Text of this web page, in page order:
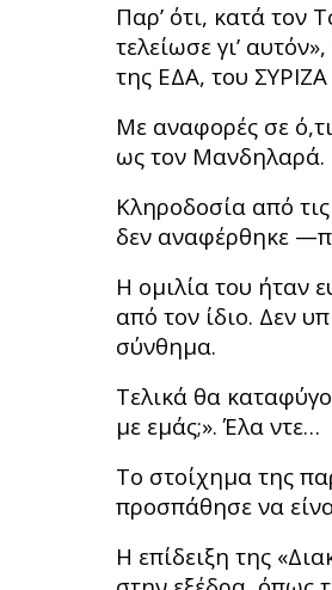
Παρ’ ότι, κατά τον
τελείωσε γι’
της ΕΔΑ, του
Με αναφορές σε
ως τον Μανδηλαρά.
Κληροδοσία από
δεν αναφέρθηκε
Η ομιλία του ήταν
από τον ίδιο. Δεν
σύνθημα.
Τελικά θα
με εμάς;». Έλα ντε…
Το στοίχημα της
προσπάθησε να
Η επίδειξη της